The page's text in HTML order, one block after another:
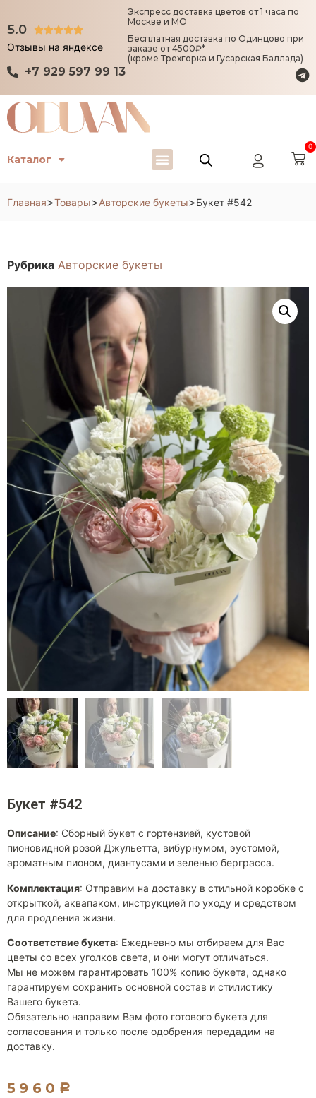
5.0 
Отзывы на яндексе
Экспресс доставка цветов от 1 часа по
Москве и МО
Бесплатная доставка по Одинцово при
заказе от 4500₽*
(кроме Трехгорка и Гусарская Баллада)
+7 929 597 99 13
Каталог
0
Главная>Товары>Авторские букеты>Букет #542
Рубрика Авторские букеты
Букет #542
Описание: Сборный букет с гортензией, кустовой
пионовидной розой Джульетта, вибурнумом, эустомой,
ароматным пионом, диантусами и зеленью берграсса.
Комплектация: Отправим на доставку в стильной коробке с
открыткой, аквапаком, инструкцией по уходу и средством
для продления жизни.
Соответствие букета: Ежедневно мы отбираем для Вас
цветы со всех уголков света, и они могут отличаться.
Мы не можем гарантировать 100% копию букета, однако
гарантируем сохранить основной состав и стилистику
Вашего букета.
Обязательно направим Вам фото готового букета для
согласования и только после одобрения передадим на
доставку.
5960 Р